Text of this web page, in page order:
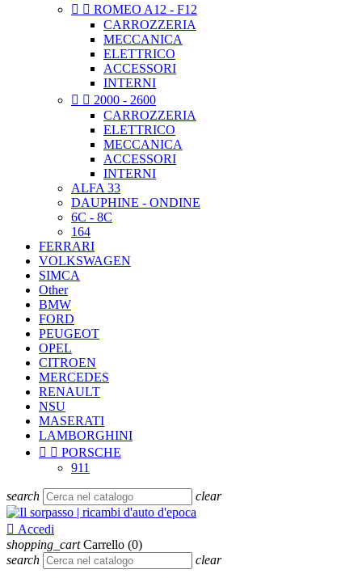
  ROMEO A12 - F12
CARROZZERIA
MECCANICA
ELETTRICO
ACCESSORI
INTERNI
  2000 - 2600
CARROZZERIA
ELETTRICO
MECCANICA
ACCESSORI
INTERNI
ALFA 33
DAUPHINE - ONDINE
6C - 8C
164
FERRARI
VOLKSWAGEN
SIMCA
Other
BMW
FORD
PEUGEOT
OPEL
CITROEN
MERCEDES
RENAULT
NSU
MASERATI
LAMBORGHINI
  PORSCHE
911
search clear
 Accedi
shopping_cart Carrello (0)
search
clear